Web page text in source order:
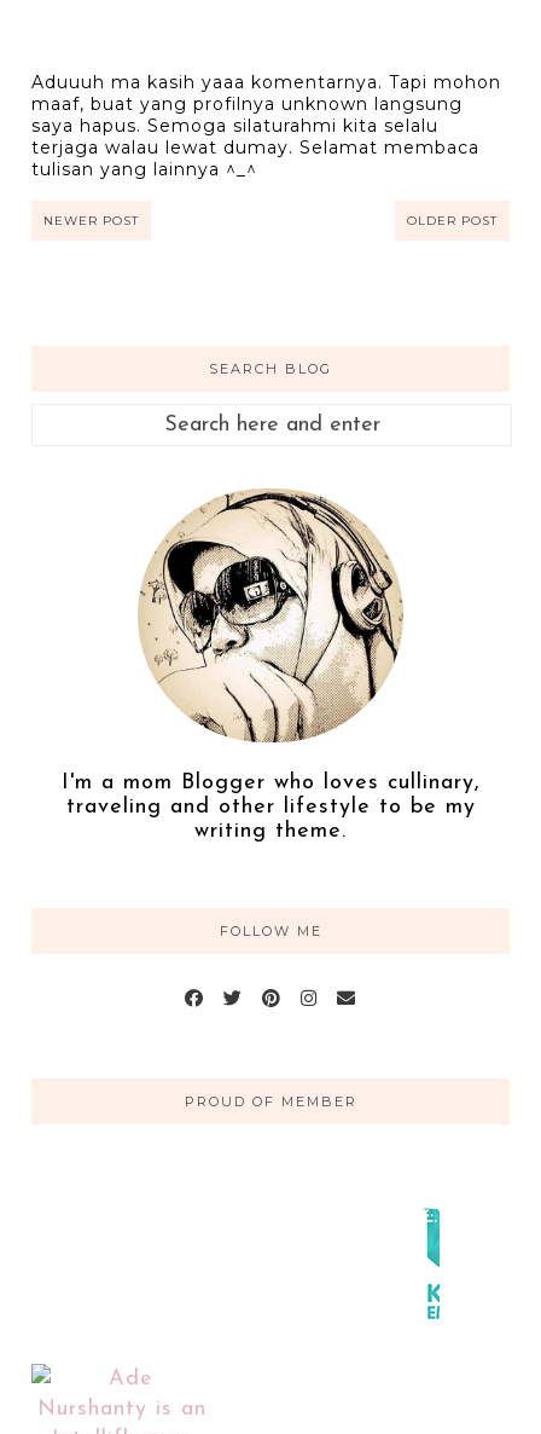
Aduuuh ma kasih yaaa komentarnya. Tapi mohon
maaf, buat yang profilnya unknown langsung
saya hapus. Semoga silaturahmi kita selalu
terjaga walau lewat dumay. Selamat membaca
tulisan yang lainnya ^_^
NEWER POST OLDER POST
SEARCH BLOG
I'm a mom Blogger who loves cullinary,
traveling and other lifestyle to be my
writing theme.
FOLLOW ME
PROUD OF MEMBER